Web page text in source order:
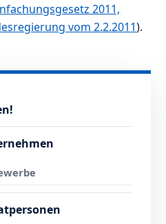
2011,
vom 2.2.2011).